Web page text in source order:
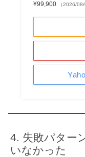
¥99,900
（2026/
失敗パター
いなかった